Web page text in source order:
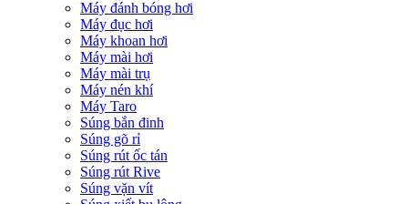
Máy đánh bóng hơi
Máy đục hơi
Máy khoan hơi
Máy mài hơi
Máy mài trụ
Máy nén khí
Máy Taro
Súng bắn đinh
Súng gõ rỉ
Súng rút ốc tán
Súng rút Rive
Súng vặn vít